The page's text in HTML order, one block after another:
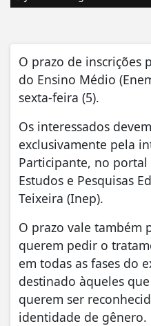
O prazo de inscrições
do Ensino Médio
sexta-feira (5).
Os interessados
exclusivamente pela
Participante, no
Estudos e Pesquisas
Teixeira (Inep).
O prazo vale também
querem pedir o
em todas as fases do
destinado àqueles
querem ser
identidade de gênero.